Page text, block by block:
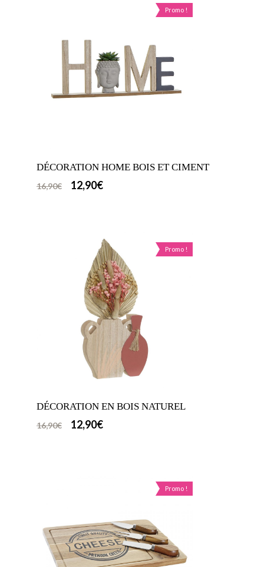
Promo !
DÉCORATION HOME BOIS ET CIMENT
16,90€ 12,90€
Promo !
DÉCORATION EN BOIS NATUREL
16,90€ 12,90€
Promo !